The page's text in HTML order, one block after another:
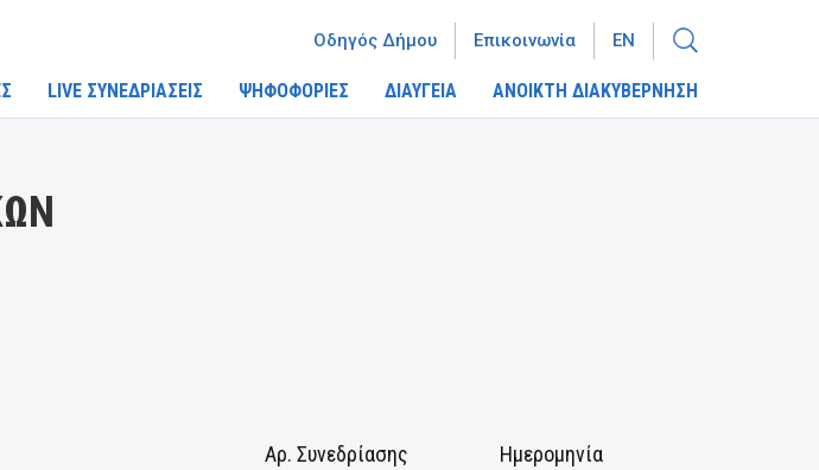
LIVE ΣΥΝΕΔΡΙΑΣΕΙΣ ΨΗΦΟΦΟΡΙΕΣ ΔΙΑΥΓΕΙΑ ΑΝΟΙΚΤΗ ΔΙΑΚΥΒΕΡΝΗΣΗ
Οδηγός Δήμου Επικοινωνία EN
Ημερομηνία
Αρ. Συνεδρίασης